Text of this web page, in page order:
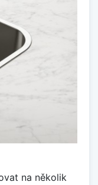
na několik